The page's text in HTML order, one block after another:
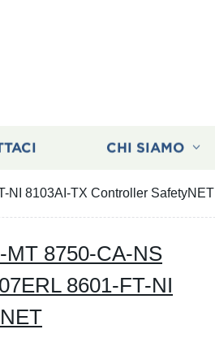
CHI SIAMO
NI 8103AI-TX Controller SafetyNET
MT 8750-CA-NS
8601-FT-NI